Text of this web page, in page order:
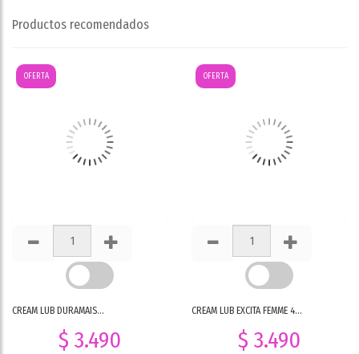
Productos recomendados
OFERTA
CREAM LUB DURAMAIS...
$ 3.490
OFERTA
CREAM LUB EXCITA FEMME 4...
$ 3.490